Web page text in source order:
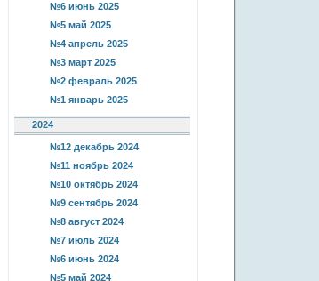
№6 июнь 2025
№5 май 2025
№4 апрель 2025
№3 март 2025
№2 февраль 2025
№1 январь 2025
2024
№12 декабрь 2024
№11 ноябрь 2024
№10 октябрь 2024
№9 сентябрь 2024
№8 август 2024
№7 июль 2024
№6 июнь 2024
№5 май 2024